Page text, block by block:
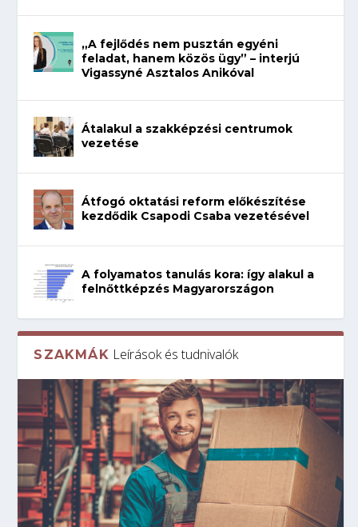
„A fejlődés nem pusztán egyéni
feladat, hanem közös ügy” – interjú
Vigassyné Asztalos Anikóval
Átalakul a szakképzési centrumok
vezetése
Átfogó oktatási reform előkészítése
kezdődik Csapodi Csaba vezetésével
A folyamatos tanulás kora: így alakul a
felnőttképzés Magyarországon
SZAKMÁK Leírások és tudnivalók